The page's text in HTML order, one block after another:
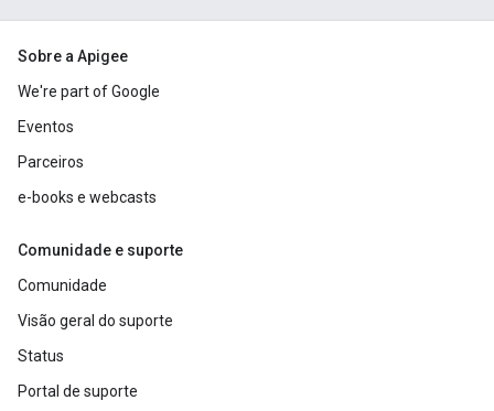
Sobre a Apigee
We're part of Google
Eventos
Parceiros
e-books e webcasts
Comunidade e suporte
Comunidade
Visão geral do suporte
Status
Portal de suporte